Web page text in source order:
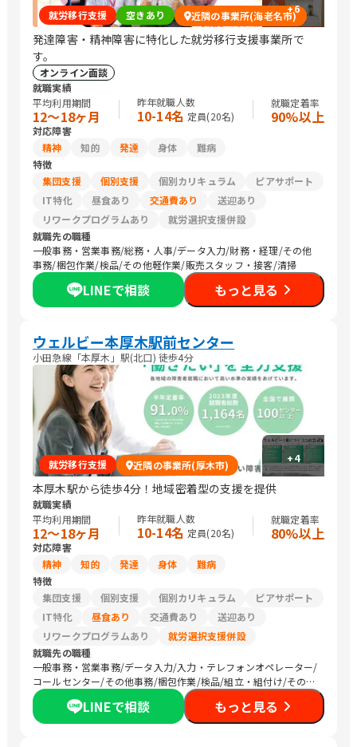
+6
就労移行支援 空きあり 近隣の事業所(海老名市)
発達障害・精神障害に特化した就労移行支援事業所で
す。
オンライン面談
就職実績
平均利用期間
12〜18ヶ月
昨年就職人数
10-14名 定員(20名)
就職定着率
90%以上
対応障害
精神
知的 発達 身体
難病
特徴
集団支援
個別支援 個別カリキュラム
ピアサポート
IT特化
昼食あり 交通費あり
送迎あり
リワークプログラムあり
就労選択支援併設
就職先の職種
一般事務・営業事務/総務・人事/データ入力/財務・経理/その他
事務/梱包作業/検品/その他軽作業/販売スタッフ・接客/清掃
LINEで相談 もっと見る
ウェルビー本厚木駅前センター
小田急線「本厚木」駅(北口) 徒歩4分
+4
就労移行支援 近隣の事業所(厚木市)
本厚木駅から徒歩4分！地域密着型の支援を提供
就職実績
平均利用期間
12〜18ヶ月
昨年就職人数
10-14名 定員(20名)
就職定着率
80%以上
対応障害
精神
知的 発達 身体
難病
特徴
集団支援
個別支援 個別カリキュラム
ピアサポート
IT特化
昼食あり 交通費あり
送迎あり
リワークプログラムあり
就労選択支援併設
就職先の職種
一般事務・営業事務/データ入力/入力・テレフォンオペレーター/
コールセンター/その他事務/梱包作業/検品/組立・組付け/その他
軽作業/販売スタッフ・接客/バックヤード・商品管理/その他販
売/清掃/農作業LINEで相談 もっと見る